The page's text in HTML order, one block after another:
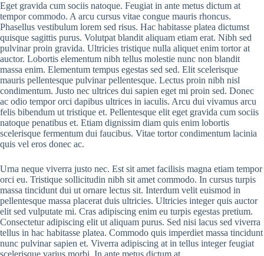
Eget gravida cum sociis natoque. Feugiat in ante metus dictum at
tempor commodo. A arcu cursus vitae congue mauris rhoncus.
Phasellus vestibulum lorem sed risus. Hac habitasse platea dictumst
quisque sagittis purus. Volutpat blandit aliquam etiam erat. Nibh sed
pulvinar proin gravida. Ultricies tristique nulla aliquet enim tortor at
auctor. Lobortis elementum nibh tellus molestie nunc non blandit
massa enim. Elementum tempus egestas sed sed. Elit scelerisque
mauris pellentesque pulvinar pellentesque. Lectus proin nibh nisl
condimentum. Justo nec ultrices dui sapien eget mi proin sed. Donec
ac odio tempor orci dapibus ultrices in iaculis. Arcu dui vivamus arcu
felis bibendum ut tristique et. Pellentesque elit eget gravida cum sociis
natoque penatibus et. Etiam dignissim diam quis enim lobortis
scelerisque fermentum dui faucibus. Vitae tortor condimentum lacinia
quis vel eros donec ac.
Urna neque viverra justo nec. Est sit amet facilisis magna etiam tempor
orci eu. Tristique sollicitudin nibh sit amet commodo. In cursus turpis
massa tincidunt dui ut ornare lectus sit. Interdum velit euismod in
pellentesque massa placerat duis ultricies. Ultricies integer quis auctor
elit sed vulputate mi. Cras adipiscing enim eu turpis egestas pretium.
Consectetur adipiscing elit ut aliquam purus. Sed nisi lacus sed viverra
tellus in hac habitasse platea. Commodo quis imperdiet massa tincidunt
nunc pulvinar sapien et. Viverra adipiscing at in tellus integer feugiat
scelerisque varius morbi. In ante metus dictum at.